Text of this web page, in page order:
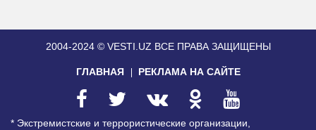
2004-2024 © VESTI.UZ ВСЕ ПРАВА ЗАЩИЩЕНЫ
ГЛАВНАЯ РЕКЛАМА НА САЙТЕ
* Экстремистские и террористические организации,